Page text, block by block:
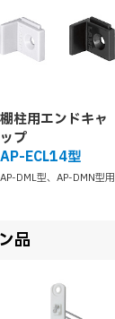
棚柱用エンドキャ
ップ
AP-ECL14型
AP-DML型、AP-DMN型用
品